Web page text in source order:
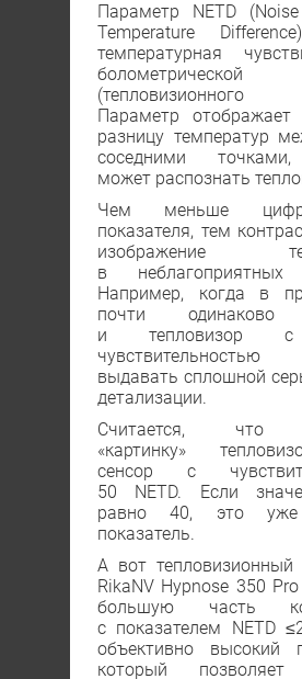
Параметр NETD
Temperature
температурная
болометрической
(тепловизионного
Параметр
разницу температур
соседними
может распознать
Чем меньше
показателя, тем
изображение
в неблагоприятных
Например, когда в
почти одинаково
и тепловизор с
выдавать сплошной
детализации.
Считается, что
«картинку»
сенсор с
50 NETD. Если
равно 40, это уже
показатель.
А вот тепловизионный
RikaNV Hypnose 350
большую часть
с показателем NEТD
объективно высокий
который позволяет